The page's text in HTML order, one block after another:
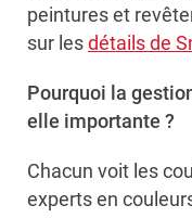
peintures et
sur lesdétails de
Pourquoi la
elle importante ?
Chacun voit les
experts en